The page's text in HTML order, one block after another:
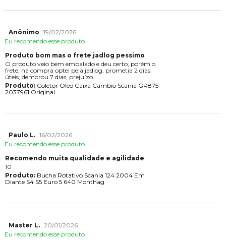
Anônimo 19/02/2026
Eu recomendo esse produto.
Produto bom mas o frete jadlog pessimo
O produto veio bem embalado e deu certo, porém o
frete, na compra optei pela jadlog, prometia 2 dias
úteis, demorou 7 dias, prejuízo.
Produto:Coletor Oleo Caixa Cambio Scania GR875
2037961 Original
Paulo L. 16/02/2026
Eu recomendo esse produto.
Recomendo muita qualidade e agilidade
10
Produto:Bucha Rotativo Scania 124 2004 Em
Diante S4 S5 Euro 5 640 Monthag
Master L. 20/01/2026
Eu recomendo esse produto.